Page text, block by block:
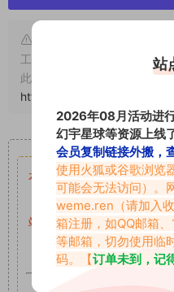
申明：本文资源均来源网
工单处理。
此外本文章皆属于原创文章，
https://vmiba.top/8482.html
重
本站资源均来自网络分享，
留言后，我们会第
站内资源为网友个人学习或
可,禁止用于任何商业途
站
2026年08月活动进
幻宇星球等资源上线
会员复制链接外搬，
使用火狐或谷歌浏览
可能会无法访问）。
weme.ren （请加入
箱注册，如QQ邮箱
等邮箱，切勿使用临
码。【订单未到，记